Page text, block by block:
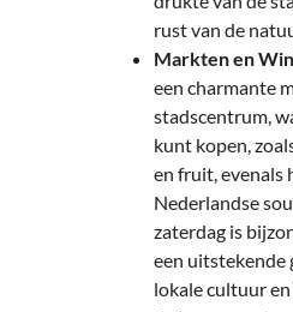
rust van de
Markten en
een charmante
stadscentrum,
kunt kopen,
en fruit, evenals
Nederlandse
zaterdag is
een uitstekende
lokale cultuur